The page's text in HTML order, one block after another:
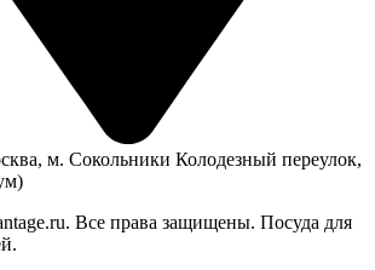
м. Сокольники Колодезный переулок,
Все права защищены. Посуда для